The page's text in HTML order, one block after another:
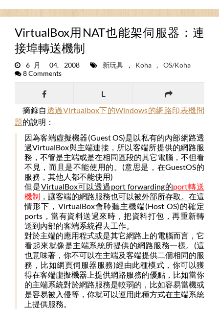
VirtualBox用NAT也能架伺服器：連
接埠轉送機制
6月 04, 2008 新玩具, Koha,OS/Koha
8 Comments
L
摘錄自透過Virtualbox下的Windows的網路印表機問
題的說明：
因為客端虛擬機器(Guest OS)是以私有的內部網路透
過VirtualBox與主端連接，所以客端所提供的網路服
務，不管是主端或是在相同區段的其它電腦，不但看
不見，而且是不能使用的。(意思是，在GuestOS的
服務，其他人都不能使用)
但是VirtualBox可以透過port forwarding的port轉送
機制 ，讓客端的網路服務也可以被外部所存取。 在這
情形下，VirtualBox會聆聽主機端(Host OS)的確定
ports，當有資料送過來時，把資料打包，再重新轉
送到內部的客端系統裡去工作。
對於主端的應用程式或是其它網路上的電腦而言，它
看起來就像是主端系統所提供的網路服務一樣。(這
也意味著，你不可以在主端及客端提供二個相同的服
務，比如網頁伺服器服務)經由此種模式，你可以獲
得在客端虛擬機器上提供網路服務的優點，比如當你
的主端系統對於網路服務是較弱的，比如容易當機或
是容易被入侵等，你就可以運用此種方式在主端系統
上提供服務。